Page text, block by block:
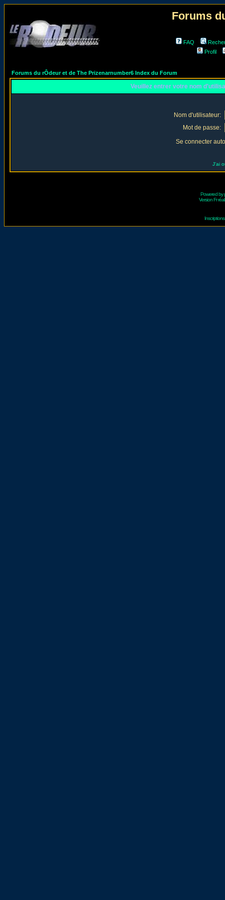
Forums
FAQ
Profil
Forums du rÔdeur et de The Prizenarnumber6 Index du Forum
Veuillez entrer votre nom
Nom d'utilisateur:
Mot de passe:
Se connecter
J'ai
Powered by
Version Fr